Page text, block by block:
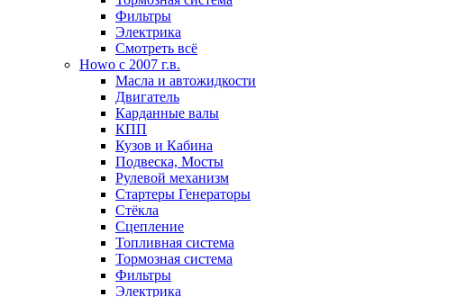
Фильтры
Электрика
Смотреть всё
Howo c 2007 г.в.
Масла и автожидкости
Двигатель
Карданные валы
КПП
Кузов и Кабина
Подвеска, Мосты
Рулевой механизм
Стартеры Генераторы
Стёкла
Сцепление
Топливная система
Тормозная система
Фильтры
Электрика